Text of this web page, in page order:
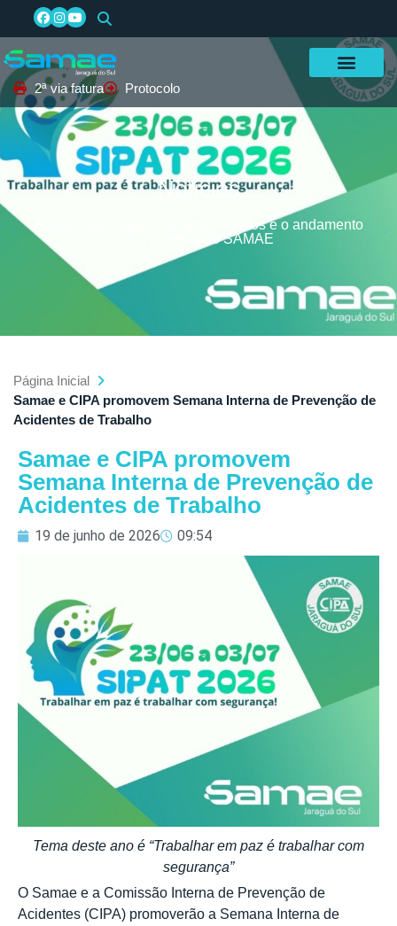
2ª via fatura Protocolo
Notícias
Saiba mais sobre os acontecimentos e o andamento
dos projetos do SAMAE
Página Inicial
Samae e CIPA promovem Semana Interna de Prevenção de
Acidentes de Trabalho
Samae e CIPA promovem
Semana Interna de Prevenção de
Acidentes de Trabalho
19 de junho de 2026 09:54
Tema deste ano é “Trabalhar em paz é trabalhar com
segurança”
O Samae e a Comissão Interna de Prevenção de
Acidentes (CIPA) promoverão a Semana Interna de